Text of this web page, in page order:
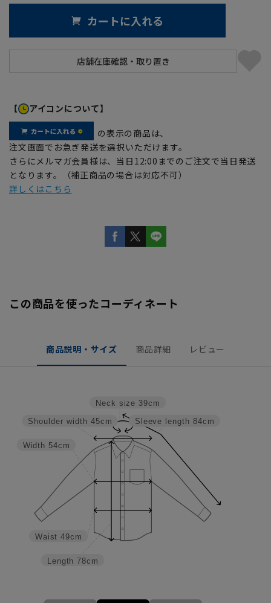
カートに入れる
【 アイコンについて】
の表示の商品は、
注文画面でお急ぎ発送を選択いただけます。
さらにメルマガ会員様は、当日12:00までのご注文で当日発送
となります。（補正商品の場合は対応不可）
詳しくはこちら
この商品を使ったコーディネート
商品説明・サイズ 商品詳細 レビュー
Sleeve length 84cm
Neck size 39cm
Length 78cm
Waist 49cm
Width 54cm
Shoulder width 45cm